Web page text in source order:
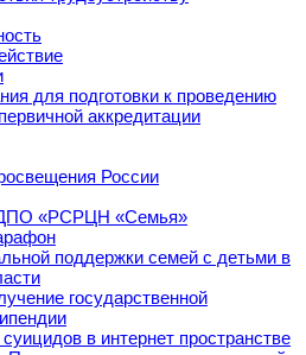
для подготовки к проведению
аккредитации
России
«РСРЦН «Семья»
поддержки семей с детьми в
государственной
в интернет пространстве